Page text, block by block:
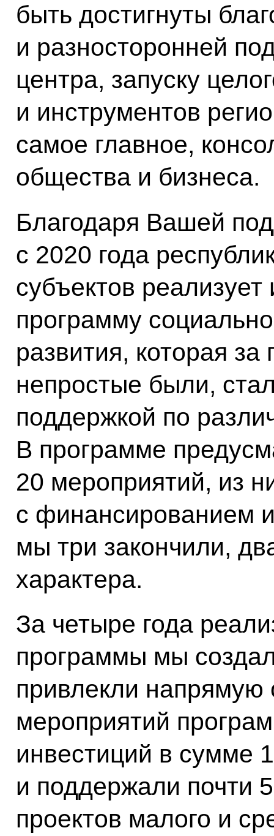
быть достигнуты
и разносторонней
центра, запуску
и инструментов
самое главное,
общества и бизнеса.
Благодаря Вашей
с 2020 года
субъектов
программу
развития, которая
непростые были,
поддержкой по
В программе
20 мероприятий, из
с финансированием
мы три закончили,
характера.
За четыре года
программы мы
привлекли напрямую
мероприятий
инвестиций в сумме
и поддержали почти
проектов малого и